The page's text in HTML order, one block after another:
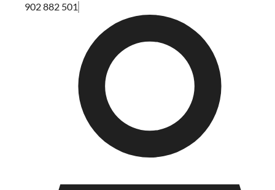
902 882 501